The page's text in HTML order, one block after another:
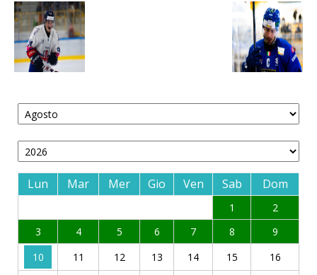
Lun Mar Mer Gio Ven Sab Dom
1
2
3
4 5 6 7 8
9
10
11 12 13 14 15
16